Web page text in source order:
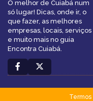
O melhor de Cuiabá num
só lugar! Dicas, onde ir, o
que fazer, as melhores
empresas, locais, serviços
e muito mais no guia
Encontra Cuiabá.
Termos|